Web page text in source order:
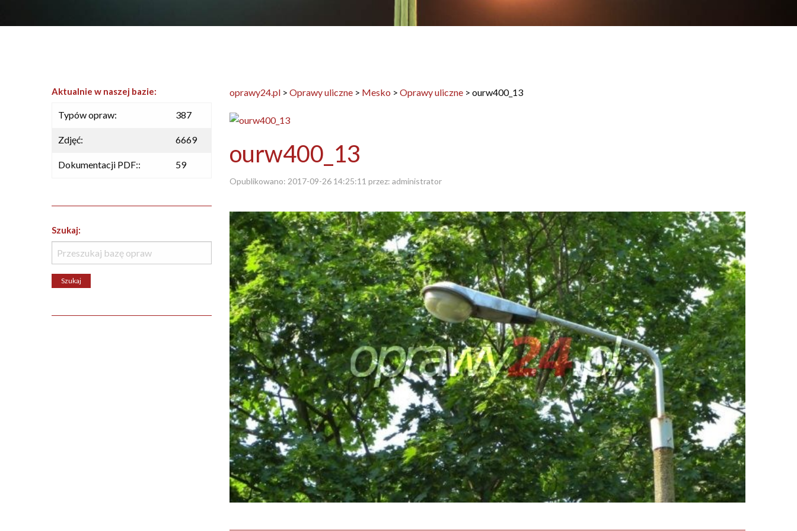
oprawy24.pl > Oprawy uliczne > Mesko > Oprawy uliczne > ourw400_13
ourw400_13
Opublikowano: 2017-09-26 14:25:11 przez: administrator
Aktualnie w naszej bazie:
Typów opraw: 387
Zdjęć: 6669
Dokumentacji PDF:: 59
Szukaj: